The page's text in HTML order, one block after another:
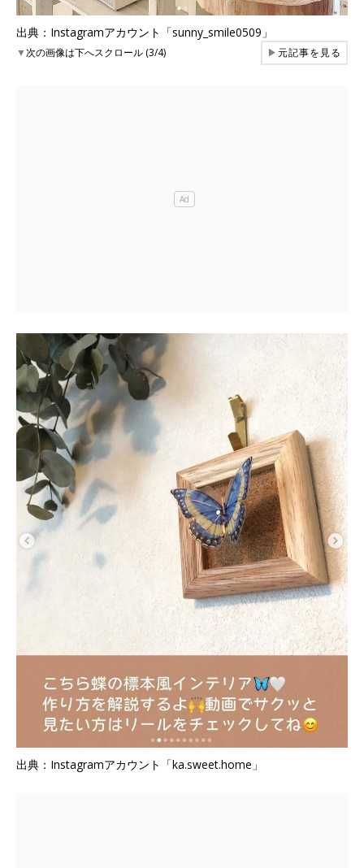
出典：Instagramアカウント「sunny_smile0509」
▼次の画像は下へスクロール (3/4) ▶元記事を見る
出典：Instagramアカウント「ka.sweet.home」